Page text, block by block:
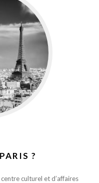
?
culturel et d’affaires